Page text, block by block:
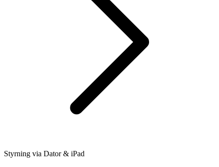
Styrning via Dator & iPad